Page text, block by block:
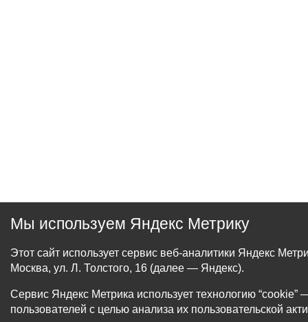
Мы используем Яндекс Метрику
Этот сайт использует сервис веб-аналитики Яндекс
Москва, ул. Л. Толстого, 16 (далее — Яндекс).
Сервис Яндекс Метрика использует технологию
пользователей с целью анализа их пользовательской